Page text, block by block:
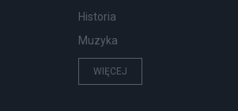
Historia
Muzyka
WIĘCEJ